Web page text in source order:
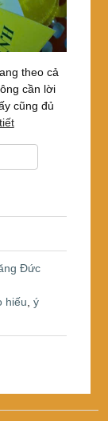
theo cả
cần lời
cũng đủ
Đức
hiếu,ý